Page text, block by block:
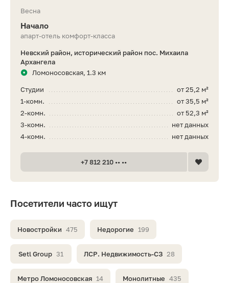
Посетители часто ищут
Новостройки 475 Недорогие 199
Setl Group 31 ЛСР. Недвижимость-СЗ 28
Метро Ломоносовская 14 Монолитные 435
Весна
Начало
апарт-отель комфорт-класса
Невский район, исторический район пос. Михаила
Архангела
Ломоносовская, 1.3 км
от 25,2 м²
Студии
от 35,5 м²
1-комн.
от 52,3 м²
2-комн.
нет данных
3-комн.
нет данных
4-комн.
+7 812 210 •• ••